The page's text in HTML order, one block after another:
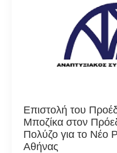
Επιστολή του
Μποζίκα στον
Πολύζο για το Νέο
Αθήνας